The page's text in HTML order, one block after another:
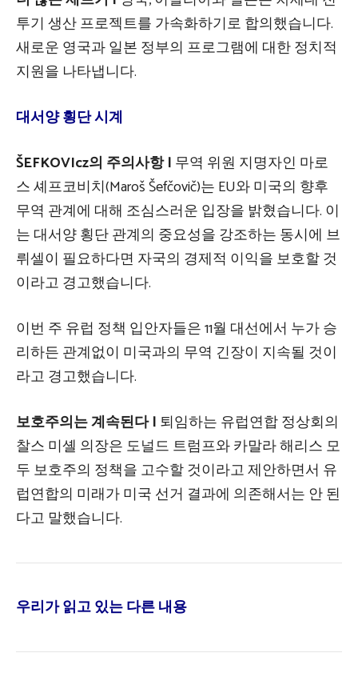
투기 생산 프로젝트를 가속화하기로 합의했습니다.
새로운 영국과 일본 정부의 프로그램에 대한 정치적
지원을 나타냅니다.
대서양 횡단 시계
ŠEFKOVIcz의 주의사항 | 무역 위원 지명자인 마로
스 셰프코비치(Maroš Šefčovič)는 EU와 미국의 향후
무역 관계에 대해 조심스러운 입장을 밝혔습니다. 이
는 대서양 횡단 관계의 중요성을 강조하는 동시에 브
뤼셀이 필요하다면 자국의 경제적 이익을 보호할 것
이라고 경고했습니다.
이번 주 유럽 정책 입안자들은 11월 대선에서 누가 승
리하든 관계없이 미국과의 무역 긴장이 지속될 것이
라고 경고했습니다.
보호주의는 계속된다 | 퇴임하는 유럽연합 정상회의
찰스 미셸 의장은 도널드 트럼프와 카말라 해리스 모
두 보호주의 정책을 고수할 것이라고 제안하면서 유
럽연합의 미래가 미국 선거 결과에 의존해서는 안 된
다고 말했습니다.
우리가 읽고 있는 다른 내용